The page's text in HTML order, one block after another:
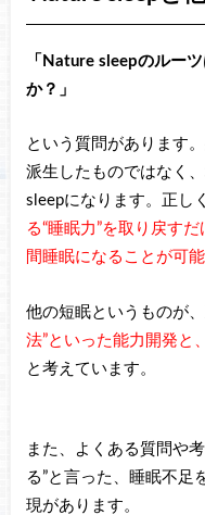
「Nature sleepのルー
か？」
という質問があります
派生したものではなく
sleepになります。正し
る“睡眠力”を取り戻す
間睡眠になることが可
他の短眠というものが
法”といった能力開発と
と考えています。
また、よくある質問や
る”と言った、睡眠不足
現があります。